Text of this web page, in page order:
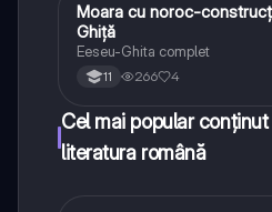
Limba și literatura română
Moara cu noroc-
Ghiță
Eeseu-Ghita complet
11 266 4
Cel mai popular
literatura română